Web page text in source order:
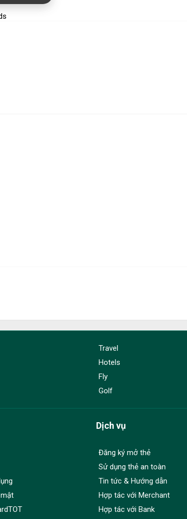
Travel
Hotels
Fly
Golf
Dịch vụ
Đăng ký mở thẻ
Sử dụng thẻ an toàn
Tin tức & Hướng dẫn
Hợp tác với Merchant
Hợp tác với Bank